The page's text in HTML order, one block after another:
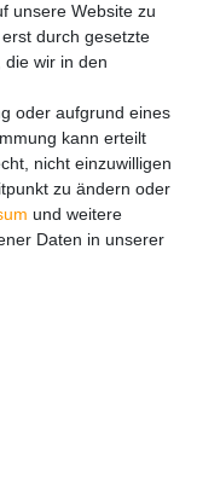
unsere Website zu
durch gesetzte
die wir in den
oder aufgrund eines
kann erteilt
nicht einzuwilligen
zu ändern oder
und weitere
Daten in unserer